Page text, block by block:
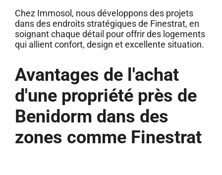
Chez Immosol, nous développons des projets
dans des endroits stratégiques de Finestrat, en
soignant chaque détail pour offrir des logements
qui allient confort, design et excellente situation.
Avantages de l'achat
d'une propriété près de
Benidorm dans des
zones comme Finestrat